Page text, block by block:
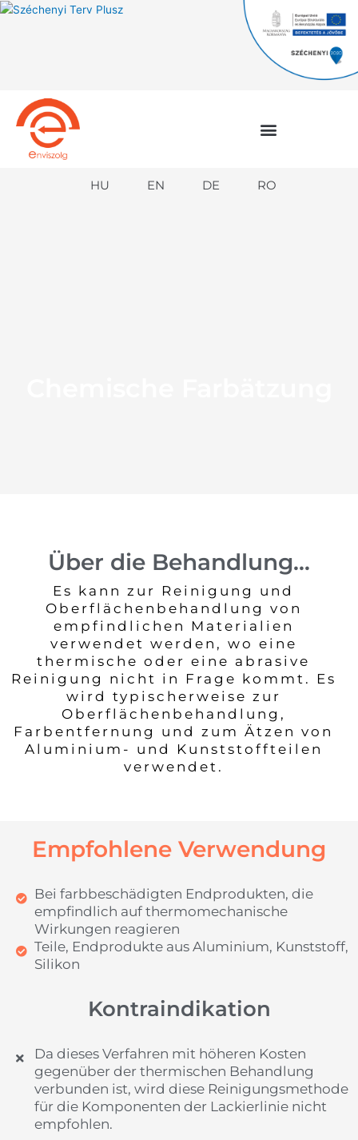
Zum
HU EN DE RO
Über die Behandlung...
Es kann zur Reinigung und
Oberflächenbehandlung von
empfindlichen Materialien
verwendet werden, wo eine
thermische oder eine abrasive
Reinigung nicht in Frage kommt. Es
wird typischerweise zur
Oberflächenbehandlung,
Farbentfernung und zum Ätzen von
Aluminium- und Kunststoffteilen
verwendet.
Empfohlene Verwendung
Bei farbbeschädigten Endprodukten, die
empfindlich auf thermomechanische
Wirkungen reagieren
Teile, Endprodukte aus Aluminium, Kunststoff,
Silikon
Kontraindikation
Da dieses Verfahren mit höheren Kosten
gegenüber der thermischen Behandlung
verbunden ist, wird diese Reinigungsmethode
für die Komponenten der Lackierlinie nicht
empfohlen.